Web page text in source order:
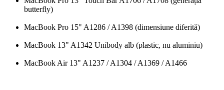
butterfly)
MacBook Pro 15" A1286 / A1398 (dimensiune diferită)
MacBook 13" A1342 Unibody alb (plastic, nu aluminiu)
MacBook Air 13" A1237 / A1304 / A1369 / A1466